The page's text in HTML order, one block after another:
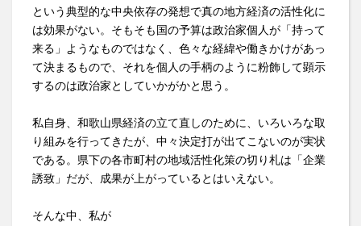
という典型的な中央依存の発想で真の地方経済の活性化に
は効果がない。そもそも国の予算は政治家個人が「持って
来る」ようなものではなく、色々な経緯や働きかけがあっ
て決まるもので、それを個人の手柄のように粉飾して顕示
するのは政治家としていかがかと思う。
私自身、和歌山県経済の立て直しのために、いろいろな取
り組みを行ってきたが、中々決定打が出てこないのが実状
である。県下の各市町村の地域活性化策の切り札は「企業
誘致」だが、成果が上がっているとはいえない。
そんな中、私が